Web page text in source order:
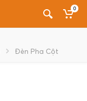
0
Đèn Pha Cột